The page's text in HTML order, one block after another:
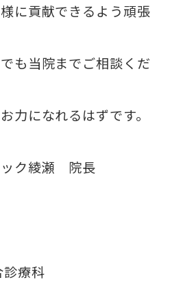
に貢献できるよう頑張
も当院までご相談くだ
力になれるはずです。
ック綾瀬 院長
療科